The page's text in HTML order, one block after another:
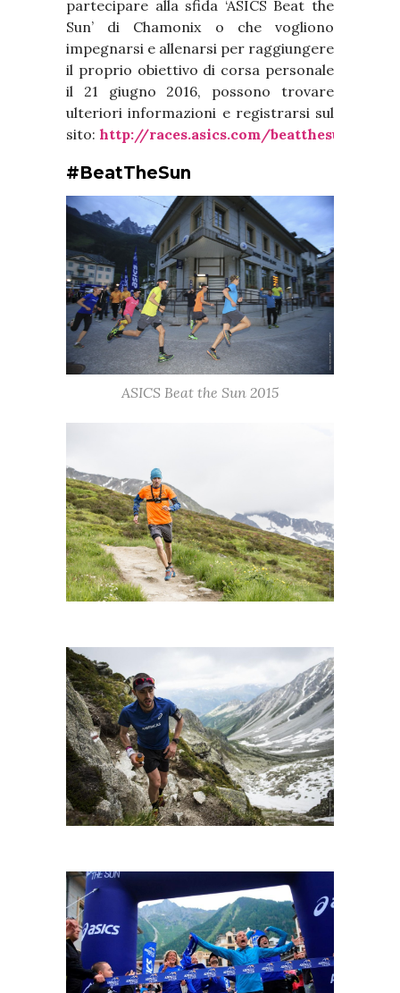
partecipare alla sfida ‘ASICS Beat the
Sun’ di Chamonix o che vogliono
impegnarsi e allenarsi per raggiungere
il proprio obiettivo di corsa personale
il 21 giugno 2016, possono trovare
ulteriori informazioni e registrarsi sul
sito: http://races.asics.com/beatthesun
#BeatTheSun
ASICS Beat the Sun 2015